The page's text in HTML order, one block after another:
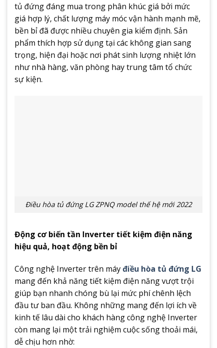
tủ đứng đáng mua trong phân khúc giá bởi mức
giá hợp lý, chất lượng máy móc vận hành mạnh mẽ,
bền bỉ đã được nhiều chuyên gia kiểm định. Sản
phẩm thích hợp sử dụng tại các không gian sang
trọng, hiện đại hoặc nơi phát sinh lượng nhiệt lớn
như nhà hàng, văn phòng hay trung tâm tổ chức
sự kiện.
Điều hòa tủ đứng LG ZPNQ model thế hệ mới 2022
Động cơ biến tần Inverter tiết kiệm điện năng
hiệu quả, hoạt động bền bỉ
Công nghệ Inverter trên máyđiều hòa tủ đứng LG
mang đến khả năng tiết kiệm điện năng vượt trội
giúp bạn nhanh chóng bù lại mức phí chênh lệch
đầu tư ban đầu. Không những mang đến lợi ích về
kinh tế lâu dài cho khách hàng công nghệ Inverter
còn mang lại một trải nghiệm cuộc sống thoải mái,
dễ chịu hơn nhờ: